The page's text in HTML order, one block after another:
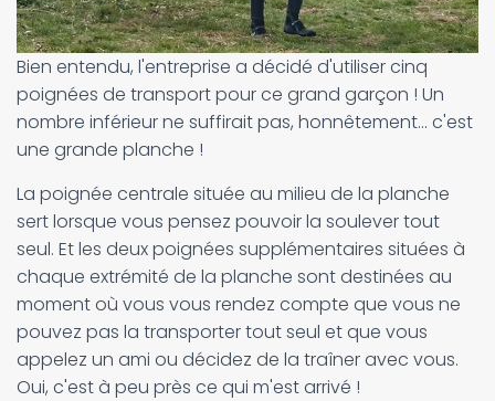
Bien entendu, l'entreprise a décidé d'utiliser cinq
poignées de transport pour ce grand garçon ! Un
nombre inférieur ne suffirait pas, honnêtement... c'est
une grande planche !
La poignée centrale située au milieu de la planche
sert lorsque vous pensez pouvoir la soulever tout
seul. Et les deux poignées supplémentaires situées à
chaque extrémité de la planche sont destinées au
moment où vous vous rendez compte que vous ne
pouvez pas la transporter tout seul et que vous
appelez un ami ou décidez de la traîner avec vous.
Oui, c'est à peu près ce qui m'est arrivé !